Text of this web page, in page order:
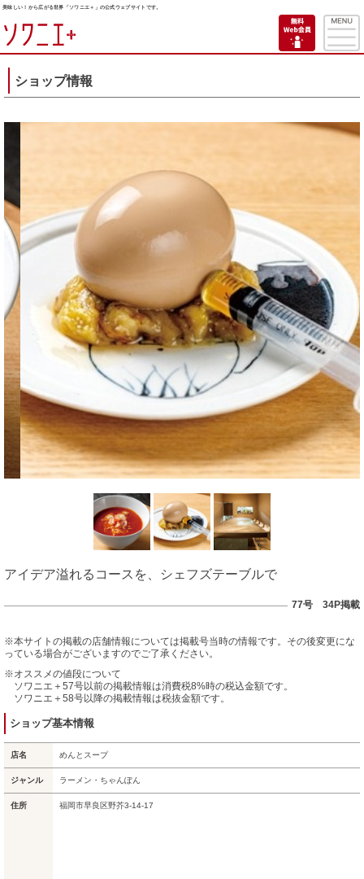
美味しい！から広がる世界「ソワニエ＋」の公式ウェブサイトです。
ショップ情報
アイデア溢れるコースを、シェフズテーブルで
77号 34P掲載
※本サイトの掲載の店舗情報については掲載号当時の情報です。その後変更にな
っている場合がございますのでご了承ください。
※オススメの値段について
ソワニエ＋57号以前の掲載情報は消費税8%時の税込金額です。
ソワニエ＋58号以降の掲載情報は税抜金額です。
ショップ基本情報
店名 めんとスープ
ジャンル ラーメン・ちゃんぽん
住所 福岡市早良区野芥3-14-17